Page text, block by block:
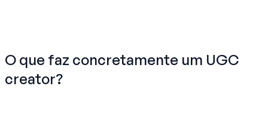
O que faz concretamente um UGC
creator?